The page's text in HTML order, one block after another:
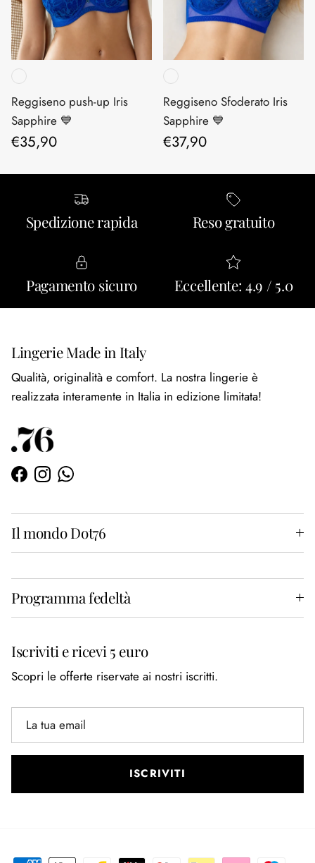
Reggiseno push-up Iris
Sapphire 💙
Prezzo normale
€35,90
Reggiseno Sfoderato Iris
Sapphire 💙
Prezzo normale
€37,90
Spedizione rapida Reso gratuito
Pagamento sicuro Eccellente: 4.9 / 5.0
Lingerie Made in Italy
Qualità, originalità e comfort. La nostra lingerie è
realizzata interamente in Italia in edizione limitata!
Facebook
InstagramWhatsApp
Il mondo Dot76
Programma fedeltà
Iscriviti e ricevi 5 euro
Scopri le offerte riservate ai nostri iscritti.
ISCRIVITI